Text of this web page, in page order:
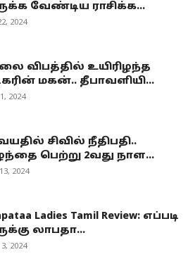
வேண்டிய ராசிக்க...
2024
விபத்தில் உயிரிழந்த
மகன்.. தீபாவளியி...
2024
வயதில் சிவில் நீதிபதி..
பெற்று 2வது நாள...
2024
Ladies Tamil Review: எப்படி
லாபதா...
2024